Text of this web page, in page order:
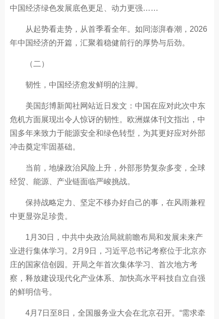
中国经济绿色发展底色更足、动力更强……
从起势看走势，从首季看全年。如同澎湃春潮，2026
年中国经济的开篇，汇聚着稳健前行的厚势与后劲。
（二）
韧性，中国经济愈发鲜明的注脚。
美国彭博新闻社网站近日发文：中国在应对此次中东
危机方面展现出令人惊讶的韧性。欧洲媒体刊文指出，中
国多年来致力于能源安全和绿色转型，为其更好应对外部
冲击奠定牢固基础。
当前，地缘政治风险上升，外部形势复杂多变，全球
经贸、能源、产业链面临严峻挑战。
保持战略定力、坚定不移办好自己的事，在风雨兼程
中更显弥足珍贵。
1月30日，中共中央政治局就前瞻布局和发展未来产
业进行集体学习。2月9日，习近平总书记考察位于北京亦
庄的国家信创园。开局之年首次集体学习、首次地方考
察，释放建设现代化产业体系、加快高水平科技自立自强
的鲜明信号。
4月7日至8日，全国服务业大会在北京召开。“需求牵